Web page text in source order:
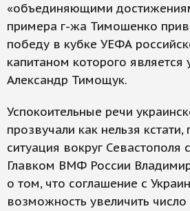
«объединяющими
примера г-жа Тимошенко
победу в кубке УЕФА
капитаном которого является
Александр Тимощук.
Успокоительные речи
прозвучали как нельзя кстати,
ситуация вокруг Севастополя
Главком ВМФ России
о том, что соглашение с
возможность увеличить